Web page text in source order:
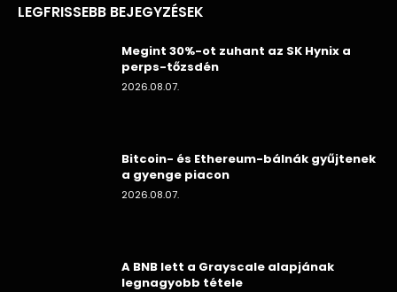
LEGFRISSEBB BEJEGYZÉSEK
Megint 30%-ot zuhant az SK Hynix a
perps-tőzsdén
2026.08.07.
Bitcoin- és Ethereum-bálnák gyűjtenek
a gyenge piacon
2026.08.07.
A BNB lett a Grayscale alapjának
legnagyobb tétele